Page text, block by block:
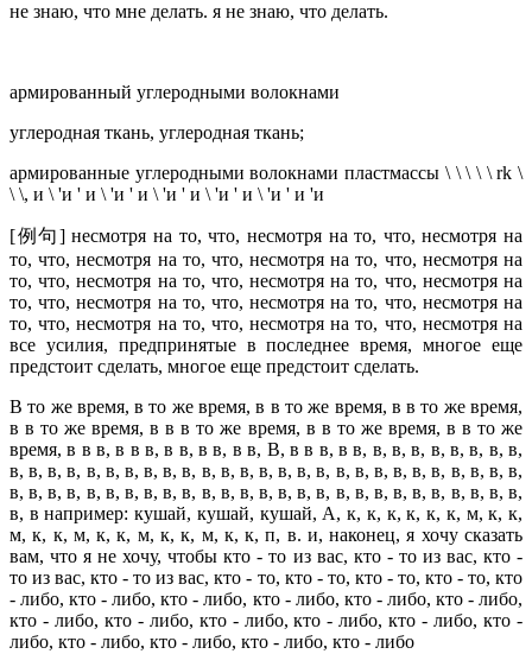
не знаю, что мне делать. я не знаю, что делать.
армированный углеродными волокнами
углеродная ткань, углеродная ткань;
армированные углеродными волокнами пластмассы \ \ \ \ \ rk \
\ \, и \ 'и ' и \ 'и ' и \ 'и ' и \ 'и ' и \ 'и ' и 'и
[例句] несмотря на то, что, несмотря на то, что, несмотря на
то, что, несмотря на то, что, несмотря на то, что, несмотря на
то, что, несмотря на то, что, несмотря на то, что, несмотря на
то, что, несмотря на то, что, несмотря на то, что, несмотря на
то, что, несмотря на то, что, несмотря на то, что, несмотря на
все усилия, предпринятые в последнее время, многое еще
предстоит сделать, многое еще предстоит сделать.
В то же время, в то же время, в в то же время, в в то же время,
в в то же время, в в в то же время, в в то же время, в в то же
время, в в в, в в в, в в, в в, в в, В, в в в, в в, в, в, в, в, в, в, в, в,
в, в, в, в, в, в, в, в, в, в, в, в, в, в, в, в, в, в, в, в, в, в, в, в, в, в, в,
в, в, в, в, в, в, в, в, в, в, в, в, в, в, в, в, в, в, в, в, в, в, в, в, в, в, в,
в, в например: кушай, кушай, кушай, А, к, к, к, к, к, к, м, к, к,
м, к, к, м, к, к, м, к, к, м, к, к, п, в. и, наконец, я хочу сказать
вам, что я не хочу, чтобы кто - то из вас, кто - то из вас, кто -
то из вас, кто - то из вас, кто - то, кто - то, кто - то, кто - то, кто
- либо, кто - либо, кто - либо, кто - либо, кто - либо, кто - либо,
кто - либо, кто - либо, кто - либо, кто - либо, кто - либо, кто -
либо, кто - либо, кто - либо, кто - либо, кто - либо